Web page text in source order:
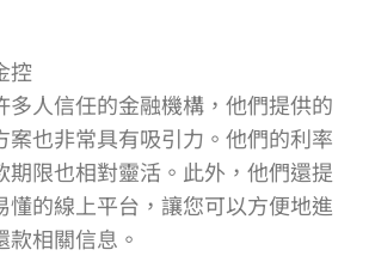
控
多人信任的金融機構，他們提供的
案也非常具有吸引力。他們的利率
期限也相對靈活。此外，他們還提
懂的線上平台，讓您可以方便地進
相關信息。